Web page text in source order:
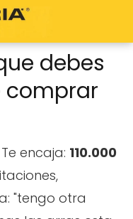
debes
comprar
encaja: 110.000
"tengo otra